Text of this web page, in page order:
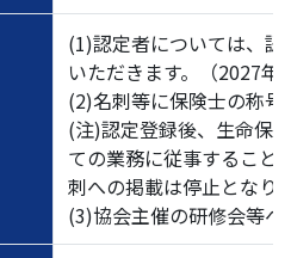
(1)認定者については、
いただきます。（2027年
(2)名刺等に保険士の称
(注)認定登録後、生命保
ての業務に従事すること
刺への掲載は停止となり
(3)協会主催の研修会等